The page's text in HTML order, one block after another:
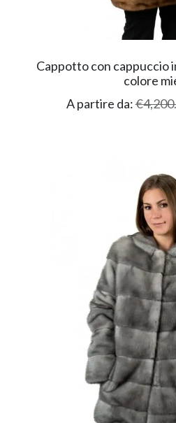
Cappotto con cappuccio
colore
A partire da:€